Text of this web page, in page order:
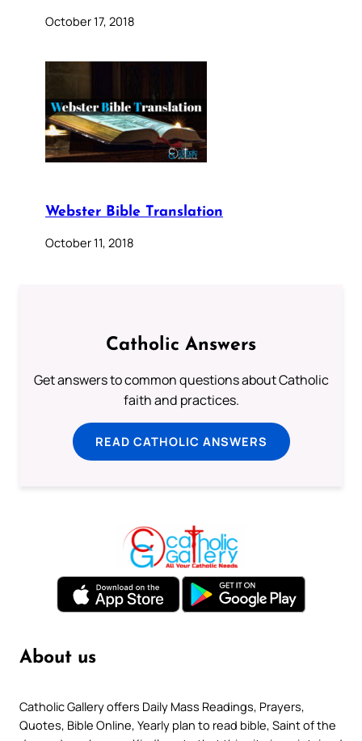
October 17, 2018
Webster Bible Translation
October 11, 2018
Catholic Answers
Get answers to common questions about Catholic
faith and practices.
READ CATHOLIC ANSWERS
About us
Catholic Gallery offers Daily Mass Readings, Prayers,
Quotes, Bible Online, Yearly plan to read bible, Saint of the